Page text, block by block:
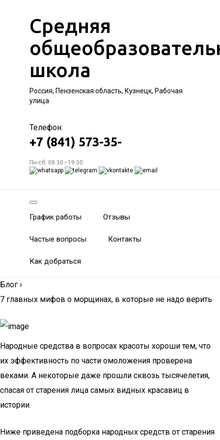
Средняя
школа
Россия, Пензенская область, Кузнецк, Рабочая
улица
Телефон:
+7 (841) 573-35-
Пн-сб: 08:30—19:00
График работы Отзывы
Частые вопросы Контакты
Как добраться
Блог ›
7 главных мифов о морщинах, в которые не надо верить
Народные средства в вопросах красоты хороши тем, что
их эффективность по части омоложения проверена
веками. А некоторые даже прошли сквозь тысячелетия,
спасая от старения лица самых видных красавиц в
истории.
Ниже приведена подборка народных средств от старения